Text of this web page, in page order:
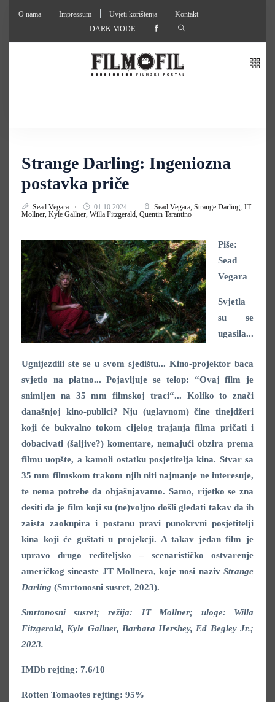
O nama Impressum Uvjeti korištenja
Kontakt
DARK MODE
Strange Darling: Ingeniozna
postavka priče
Sead Vegara 01.10.2024. Sead Vegara, Strange Darling, JT
Mollner, Kyle Gallner, Willa Fitzgerald, Quentin Tarantino
Piše:
Sead
Vegara
Svjetla
su se
ugasila...
Ugnijezdili ste se u svom sjedištu... Kino-projektor baca
svjetlo na platno... Pojavljuje se telop: “Ovaj film je
snimljen na 35 mm filmskoj traci“... Koliko to znači
današnjoj kino-publici? Nju (uglavnom) čine tinejdžeri
koji će bukvalno tokom cijelog trajanja filma pričati i
dobacivati (šaljive?) komentare, nemajući obzira prema
filmu uopšte, a kamoli ostatku posjetitelja kina. Stvar sa
35 mm filmskom trakom njih niti najmanje ne interesuje,
te nema potrebe da objašnjavamo. Samo, rijetko se zna
desiti da je film koji su (ne)voljno došli gledati takav da ih
zaista zaokupira i postanu pravi punokrvni posjetitelji
kina koji će guštati u projekcji. A takav jedan film je
upravo drugo rediteljsko – scenarističko ostvarenje
američkog sineaste JT Mollnera, koje nosi naziv Strange
Darling (Smrtonosni susret, 2023).
Smrtonosni susret; režija: JT Mollner; uloge: Willa
Fitzgerald, Kyle Gallner, Barbara Hershey, Ed Begley Jr.;
2023.
IMDb rejting: 7.6/10
Rotten Tomaotes rejting: 95%